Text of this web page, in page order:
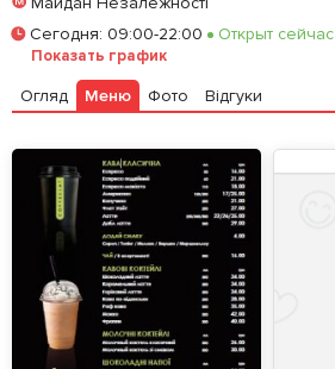
Сегодня: 09:00-22:00 Открыт сейчас
Показать график
Огляд Меню Фото Відгуки